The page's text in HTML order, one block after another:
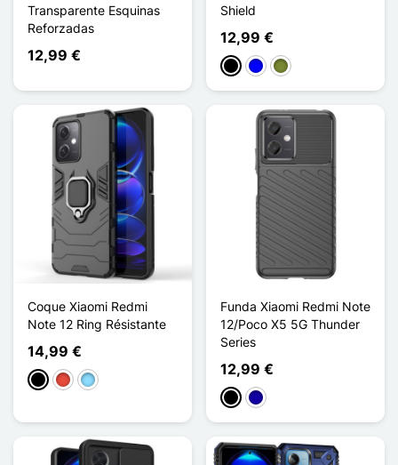
Transparente Esquinas
Reforzadas
12,99 €
Shield
12,99 €
NegroAzulCaqui
Coque Xiaomi Redmi
Note 12 Ring Résistante
14,99 €
NegroRojoAzul claro
Funda Xiaomi Redmi Note
12/Poco X5 5G Thunder
Series
12,99 €
NegroAzul oscuro